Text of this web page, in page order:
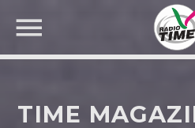
TIME